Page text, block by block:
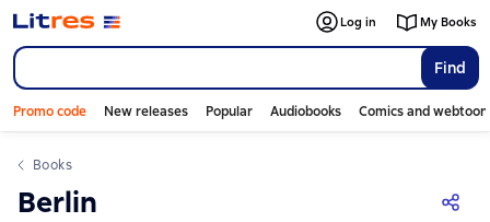
Find
Log in My Books
Promo code New releases Popular Audiobooks Comics and
Books
Berlin